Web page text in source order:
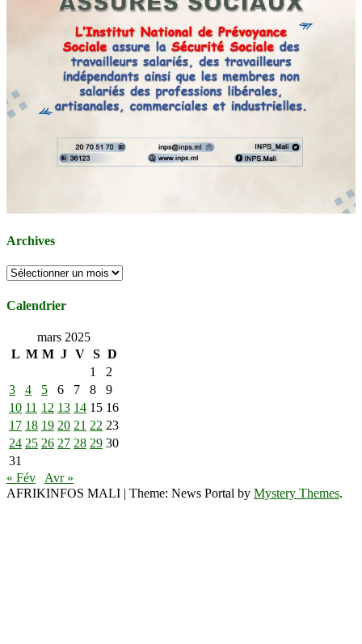
Archives
Archives
Calendrier
mars 2025
L M M J V S D
1
2
3
4 5 6 7 8
9
10 11 12 13 14 15 16
17 18 19 20 21 22 23
24 25 26 27 28 29 30
31
« Fév
Avr »
AFRIKINFOS MALI | Theme: News Portal by Mystery Themes.